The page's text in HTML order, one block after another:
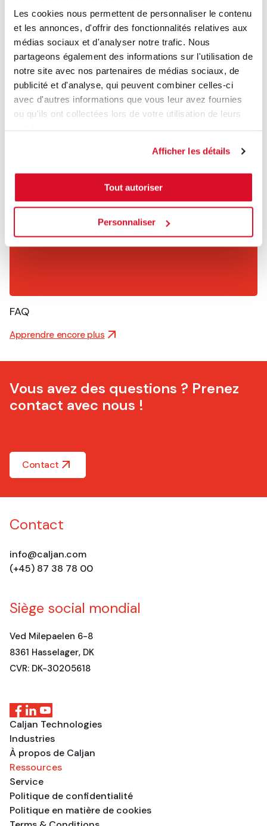
Les cookies nous permettent de personnaliser le contenu
et les annonces, d'offrir des fonctionnalités relatives aux
médias sociaux et d'analyser notre trafic. Nous
partageons également des informations sur l'utilisation de
notre site avec nos partenaires de médias sociaux, de
publicité et d'analyse, qui peuvent combiner celles-ci
avec d'autres informations que vous leur avez fournies
ou qu'ils ont collectées lors de votre utilisation de leurs
Afficher les détails
Tout autoriser
Personnaliser
Apprendre encore plus
Apprendre encore plus
FAQ
Apprendre encore plus
Vous avez des questions ? Prenez
contact avec nous !
Contact
Contact
info@caljan.com
(+45) 87 38 78 00
Siège social mondial
Ved Milepaelen 6-8
8361 Hasselager, DK
CVR: DK-30205618
Caljan Technologies
Industries
À propos de Caljan
Ressources
Service
Politique de confidentialité
Politique en matière de cookies